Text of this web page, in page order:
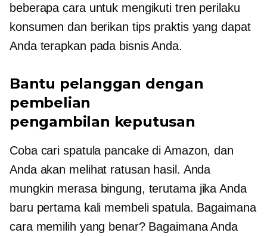
beberapa cara untuk mengikuti tren perilaku
konsumen dan berikan tips praktis yang dapat
Anda terapkan pada bisnis Anda.
Bantu pelanggan dengan
pembelian
pengambilan keputusan
Coba cari spatula pancake di Amazon, dan
Anda akan melihat ratusan hasil. Anda
mungkin merasa bingung, terutama jika Anda
baru pertama kali membeli spatula. Bagaimana
cara memilih yang benar? Bagaimana Anda